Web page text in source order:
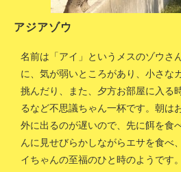
アジアゾウ
名前は「アイ」というメスのゾウさ
に、気が弱いところがあり、小さな
挑んだり、また、夕方お部屋に入る
るなど不思議ちゃん一杯です。朝は
外に出るのが遅いので、先に餌を食
んに見せびらかしながらエサを食べ
イちゃんの至福のひと時のようです。